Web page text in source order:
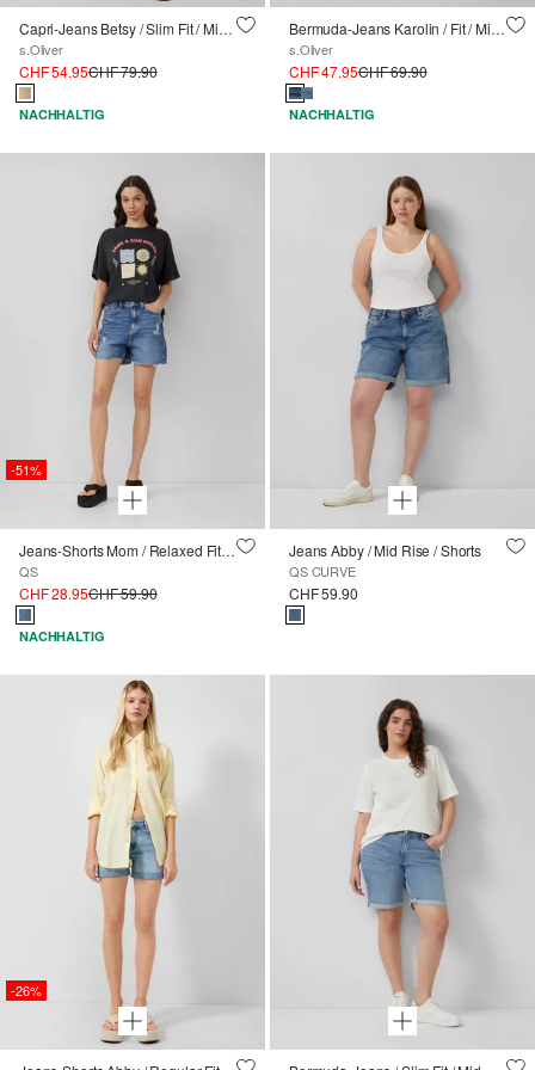
Capri-Jeans Betsy / Slim Fit / Mid Rise / Slim Leg
s.Oliver
CHF 54.95CHF 79.90
NACHHALTIG
Bermuda-Jeans Karolin / Fit / Mid Rise / Turn-up
s.Oliver
CHF 47.95CHF 69.90
NACHHALTIG
-51%
Jeans-Shorts Mom / Relaxed Fit / High Rise
QS
CHF 28.95CHF 59.90
NACHHALTIG
Jeans Abby / Mid Rise / Shorts
QS CURVE
CHF 59.90
-26%